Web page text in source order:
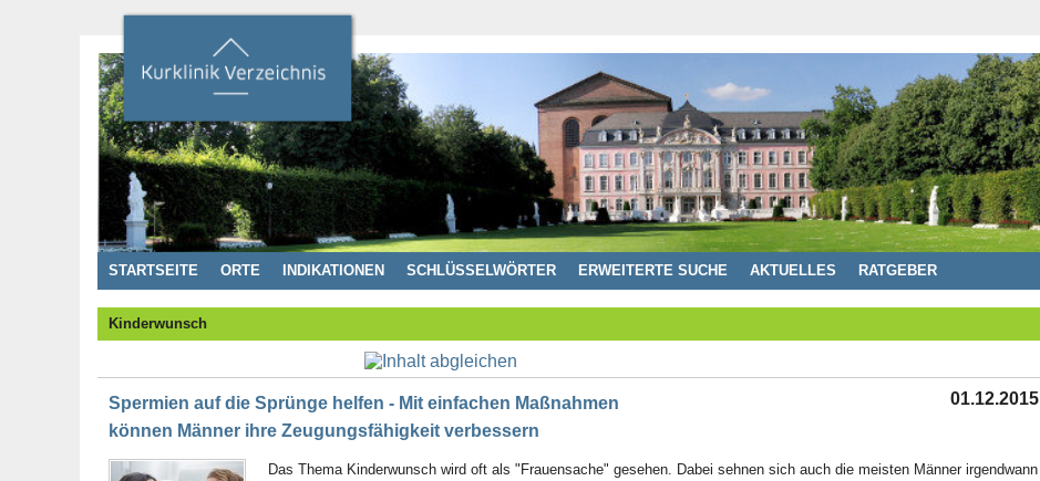
STARTSEITE ORTE INDIKATIONEN SCHLÜSSELWÖRTER ERWEITERTE SUCHE AKTUELLES RATGEBER
Kinderwunsch
Spermien auf die Sprünge helfen - Mit einfachen Maßnahmen
können Männer ihre Zeugungsfähigkeit verbessern
01.12.2015
Das Thema Kinderwunsch wird oft als "Frauensache" gesehen. Dabei sehnen sich auch die meisten Männer irgendwann